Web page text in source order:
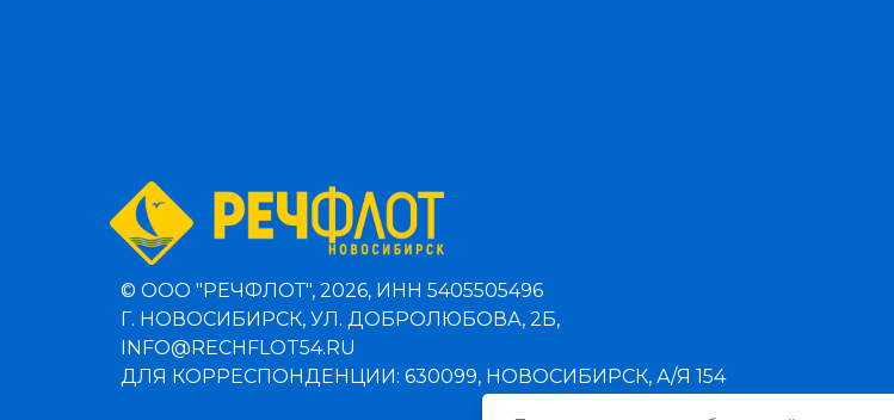
© ООО "РЕЧФЛОТ", 2026, ИНН 5405505496
Г. НОВОСИБИРСК, УЛ. ДОБРОЛЮБОВА, 2Б,
INFO@RECHFLOT54.RU
ДЛЯ КОРРЕСПОНДЕНЦИИ: 630099, НОВОСИБИРСК, А/Я 154